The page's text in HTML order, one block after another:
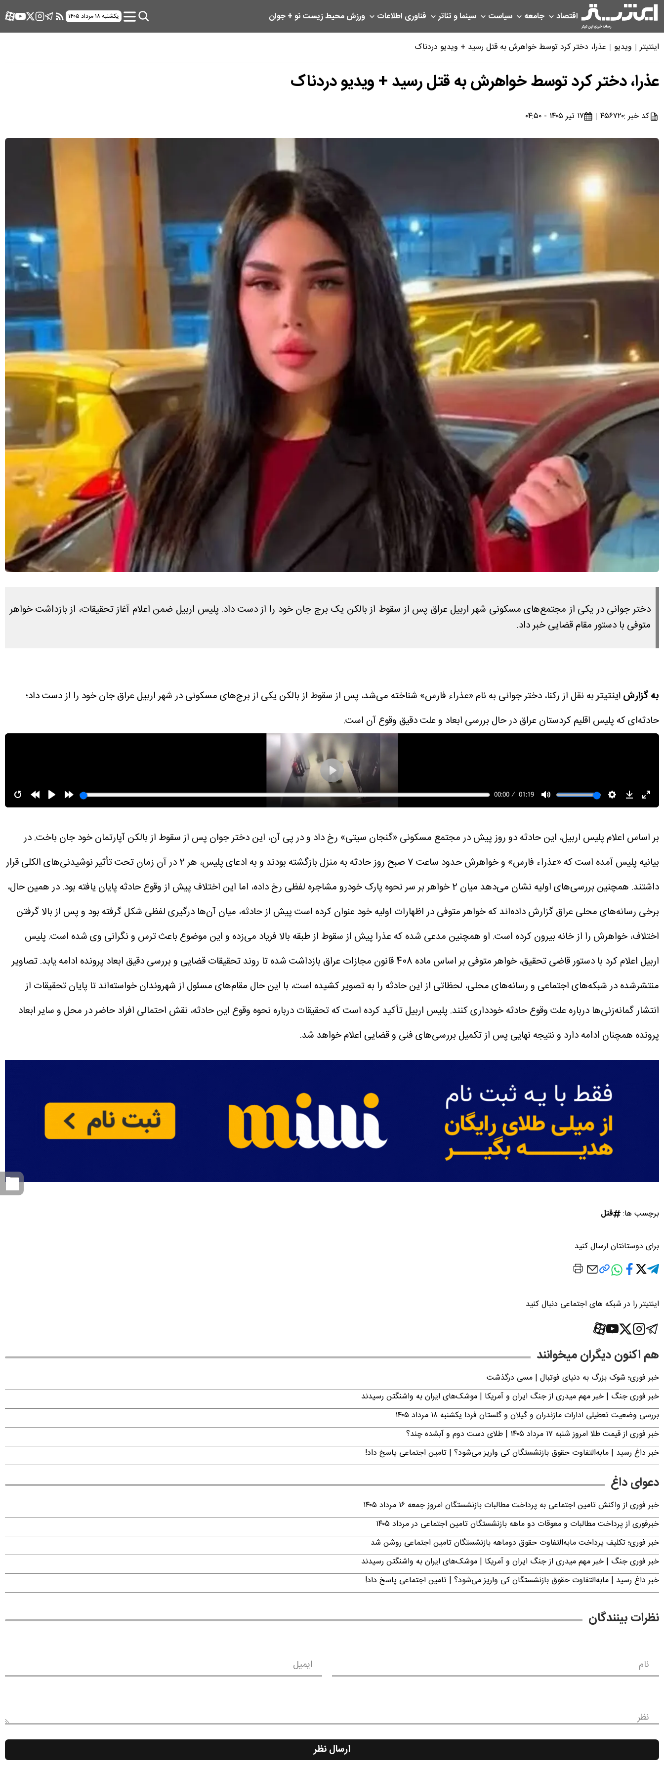
اقتصاد جامعه سیاست سینما و تئاتر فناوری اطلاعات ورزشمحیط زیستنو + جوان یکشنبه ۱۸ مرداد ۱۴۰۵
اینتیتر ویدیو عذرا، دختر کرد توسط خواهرش به قتل رسید + ویدیو دردناک
عذرا، دختر کرد توسط خواهرش به قتل رسید + ویدیو دردناک
کد خبر :۴۵۶۷۲۰ ۱۷ تیر ۱۴۰۵ - ۰۴:۵۰
دختر جوانی در یکی از مجتمع‌های مسکونی شهر اربیل عراق پس از سقوط از بالکن یک برج جان خود را از دست داد. پلیس اربیل ضمن اعلام آغاز تحقیقات، از بازداشت خواهر
متوفی با دستور مقام قضایی خبر داد.
به گزارشاینتیتربه نقل از رکنا، دختر جوانی به نام «عذراء فارس» شناخته می‌شد، پس از سقوط از بالکن یکی از برج‌های مسکونی در شهر اربیل عراق جان خود را از دست داد؛
حادثه‌ای که پلیس اقلیم کردستان عراق در حال بررسی ابعاد و علت دقیق وقوع آن است.
بر اساس اعلام پلیس اربیل، این حادثه دو روز پیش در مجتمع مسکونی «گنجان سیتی» رخ داد و در پی آن، این دختر جوان پس از سقوط از بالکن آپارتمان خود جان باخت.در
بیانیه پلیس آمده است که «عذراء فارس» و خواهرش حدود ساعت 7 صبح روز حادثه به منزل بازگشته بودند و به ادعای پلیس، هر 2 در آن زمان تحت تأثیر نوشیدنی‌های الکلی قرار
داشتند. همچنین بررسی‌های اولیه نشان می‌دهد میان 2 خواهر بر سر نحوه پارک خودرو مشاجره لفظی رخ داده، اما این اختلاف پیش از وقوع حادثه پایان یافته بود.
در همین حال،
برخی رسانه‌های محلی عراق گزارش داده‌اند که خواهر متوفی در اظهارات اولیه خود عنوان کرده است پیش از حادثه، میان آن‌ها درگیری لفظی شکل گرفته بود و پس از بالا گرفتن
اختلاف، خواهرش را از خانه بیرون کرده است. او همچنین مدعی شده که عذرا پیش از سقوط از طبقه بالا فریاد می‌زده و این موضوع باعث ترس و نگرانی وی شده است. پلیس
اربیل اعلام کرد با دستور قاضی تحقیق، خواهر متوفی بر اساس ماده 408 قانون مجازات عراق بازداشت شده تا روند تحقیقات قضایی و بررسی دقیق ابعاد پرونده ادامه یابد.
تصاویر
منتشرشده در شبکه‌های اجتماعی و رسانه‌های محلی، لحظاتی از این حادثه را به تصویر کشیده است، با این حال مقام‌های مسئول از شهروندان خواسته‌اند تا پایان تحقیقات از
انتشار گمانه‌زنی‌ها درباره علت وقوع حادثه خودداری کنند. پلیس اربیل تأکید کرده است که تحقیقات درباره نحوه وقوع این حادثه، نقش احتمالی افراد حاضر در محل و سایر ابعاد
پرونده همچنان ادامه دارد و نتیجه نهایی پس از تکمیل بررسی‌های فنی و قضایی اعلام خواهد شد.
برچسب ها: قتل
برای دوستانتان ارسال کنید
اینتیتر را در شبکه های اجتماعی دنبال کنید
هم اکنون دیگران میخوانند
خبر فوری؛‌ شوک بزرگ به دنیای فوتبال | مسی درگذشت
خبر فوری جنگ | خبر مهم میدری از جنگ ایران و آمریکا | موشک‌های ایران به واشنگتن رسیدند
بررسی وضعیت تعطیلی ادارات مازندران و گیلان و گلستان فردا یکشنبه ۱۸ مرداد ۱۴۰۵
خبر فوری از قیمت طلا امروز شنبه ۱۷ مرداد ۱۴۰۵ | طلای دست دوم و آبشده چند؟
خبر داغ رسید | مابه‌التفاوت حقوق بازنشستگان کی واریز می‌شود؟ | تامین اجتماعی پاسخ داد!
دعوای داغ
خبر فوری از واکنش تامین اجتماعی به پرداخت مطالبات بازنشستگان امروز جمعه ۱۶ مرداد ۱۴۰۵
خبرفوری از پرداخت مطالبات و معوقات دو ماهه بازنشستگان تامین اجتماعی در مرداد ۱۴۰۵
خبر فوری؛ تکلیف پرداخت مابه‌التفاوت حقوق دوماهه بازنشستگان تامین اجتماعی روشن شد
خبر فوری جنگ | خبر مهم میدری از جنگ ایران و آمریکا | موشک‌های ایران به واشنگتن رسیدند
خبر داغ رسید | مابه‌التفاوت حقوق بازنشستگان کی واریز می‌شود؟ | تامین اجتماعی پاسخ داد!
نظرات بینندگان
نام ایمیل
نظر
ارسال نظر